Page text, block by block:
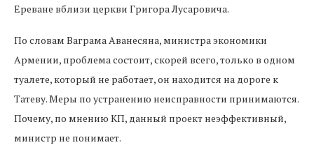
Ереване вблизи церкви Григора Лусаровича.
По словам Ваграма Аванесяна, министра экономики
Армении, проблема состоит, скорей всего, только в одном
туалете, который не работает, он находится на дороге к
Татеву. Меры по устранению неисправности принимаются.
Почему, по мнению КП, данный проект неэффективный,
министр не понимает.